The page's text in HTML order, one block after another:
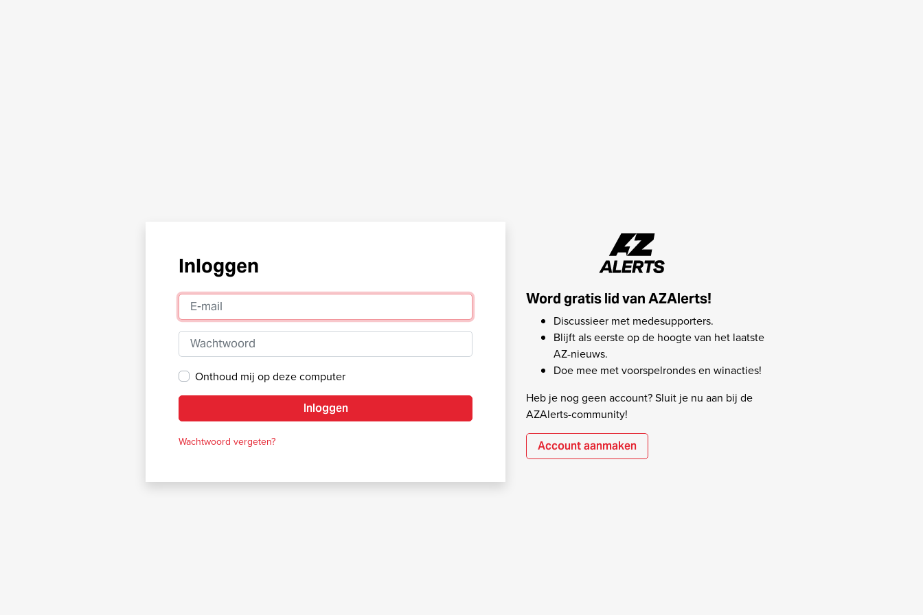
Inloggen
E-mail
Wachtwoord
Onthoud mij op deze computer
Inloggen
Wachtwoord vergeten?
Word gratis lid van AZAlerts!
Discussieer met medesupporters.
Blijft als eerste op de hoogte van het laatste
AZ-nieuws.
Doe mee met voorspelrondes en winacties!
Heb je nog geen account? Sluit je nu aan bij de
AZAlerts-community!
Account aanmaken